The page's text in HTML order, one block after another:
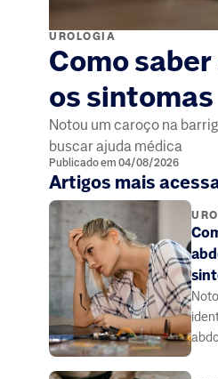
UROLOGIA
Como
os sintomas
Notou um caroço na
buscar ajuda médica
Publicado em 04/08/2026
Artigos mais